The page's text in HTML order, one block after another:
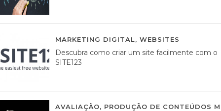
MARKETING DIGITAL, WEBSITES
Descubra como criar um site facilmente com o
SITE123
AVALIAÇÃO, PRODUÇÃO DE CONTEÚDOS